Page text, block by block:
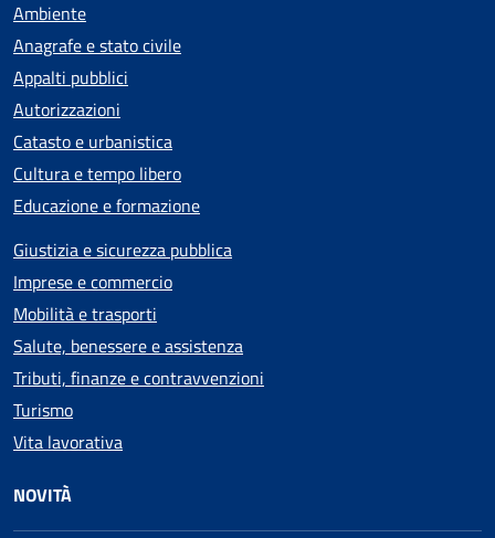
Ambiente
Anagrafe e stato civile
Appalti pubblici
Autorizzazioni
Catasto e urbanistica
Cultura e tempo libero
Educazione e formazione
Giustizia e sicurezza pubblica
Imprese e commercio
Mobilità e trasporti
Salute, benessere e assistenza
Tributi, finanze e contravvenzioni
Turismo
Vita lavorativa
NOVITÀ